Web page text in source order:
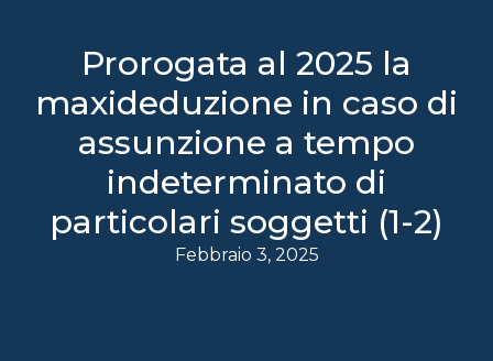
Prorogata al 2025 la
maxideduzione in caso di
assunzione a tempo
indeterminato di
particolari soggetti (1-2)
Febbraio 3, 2025